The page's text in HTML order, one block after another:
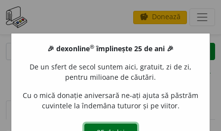
savings Donează
clear
opțiuni
definiții (1) pronunțievolume_up (50)
🎉 dexonline® împlinește 25 de ani 🎉
De un sfert de secol suntem aici, gratuit, zi de zi,
pentru milioane de căutări.
Cu o mică donație aniversară ne-ați ajuta să păstrăm
cuvintele la îndemâna tuturor și pe viitor.